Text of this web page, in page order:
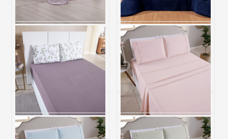
Cobre Leito Dupla Face
QUEEN 200 Fios Hipercal
Gold - Cassis
R$ 298,30
6x de R$ 49,72 sem juros
Coberdrom Fleece Dupla
Face QUEEN Sonata -
Marinho
R$ 413,90
6x de R$ 68,98 sem juros
Jogo de Cama Queen 200
Fios Hipercal 3 Peças Gold -
Jogo de Cama Queen 200
Fios Toque de Algodão 4